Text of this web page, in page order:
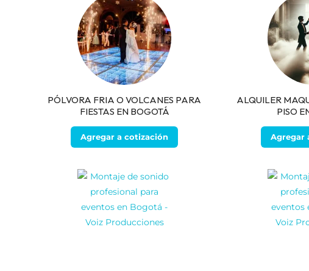
PÓLVORA FRIA O VOLCANES PARA
FIESTAS EN BOGOTÁ
Agregar a cotización
ALQUILER
PISO
Agregar